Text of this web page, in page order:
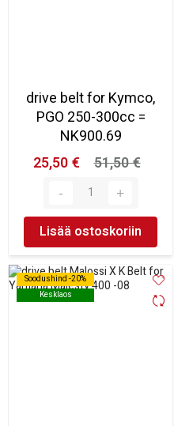
drive belt for Kymco,
PGO 250-300cc =
NK900.69
25,50 €
51,50 €
Lisää ostoskoriin
Soodushind -20%
Kesklaos
Soodushind -20%
Kesklaos